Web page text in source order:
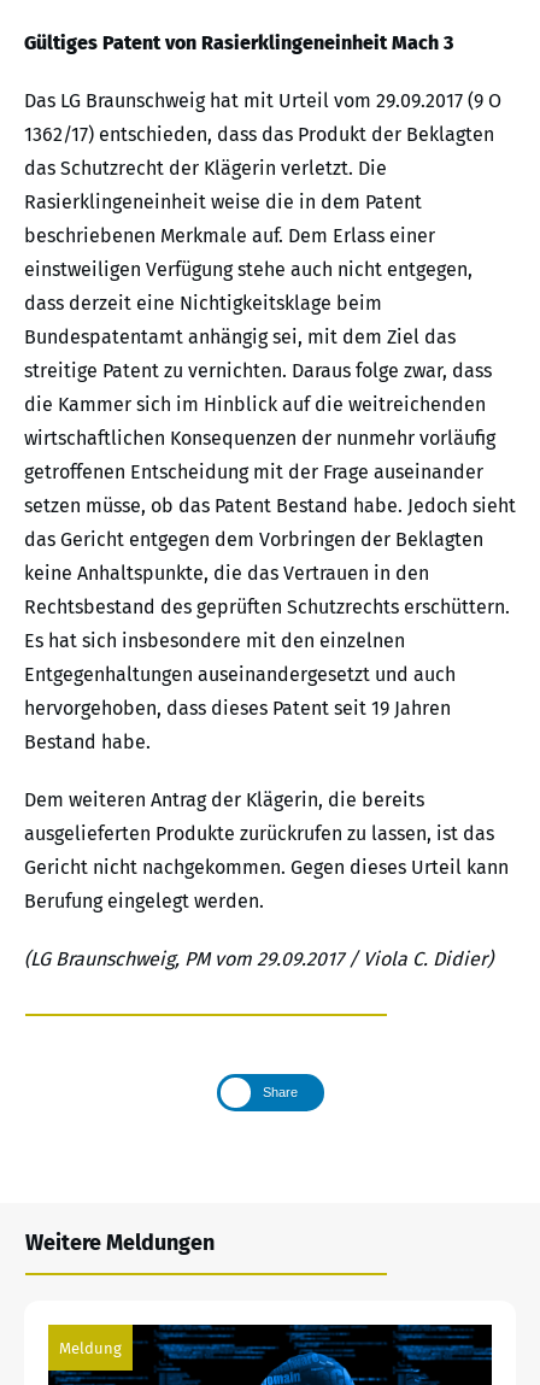
Gültiges Patent von Rasierklingeneinheit Mach 3
Das LG Braunschweig hat mit Urteil vom 29.09.2017 (9 O
1362/17) entschieden, dass das Produkt der Beklagten
das Schutzrecht der Klägerin verletzt. Die
Rasierklingeneinheit weise die in dem Patent
beschriebenen Merkmale auf. Dem Erlass einer
einstweiligen Verfügung stehe auch nicht entgegen,
dass derzeit eine Nichtigkeitsklage beim
Bundespatentamt anhängig sei, mit dem Ziel das
streitige Patent zu vernichten. Daraus folge zwar, dass
die Kammer sich im Hinblick auf die weitreichenden
wirtschaftlichen Konsequenzen der nunmehr vorläufig
getroffenen Entscheidung mit der Frage auseinander
setzen müsse, ob das Patent Bestand habe. Jedoch sieht
das Gericht entgegen dem Vorbringen der Beklagten
keine Anhaltspunkte, die das Vertrauen in den
Rechtsbestand des geprüften Schutzrechts erschüttern.
Es hat sich insbesondere mit den einzelnen
Entgegenhaltungen auseinandergesetzt und auch
hervorgehoben, dass dieses Patent seit 19 Jahren
Bestand habe.
Dem weiteren Antrag der Klägerin, die bereits
ausgelieferten Produkte zurückrufen zu lassen, ist das
Gericht nicht nachgekommen. Gegen dieses Urteil kann
Berufung eingelegt werden.
(LG Braunschweig, PM vom 29.09.2017 / Viola C. Didier)
Share
Weitere Meldungen
Meldung